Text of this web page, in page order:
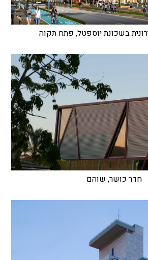
בשכונת יוספטל, פתח תקוה
חדר כושר, שוהם